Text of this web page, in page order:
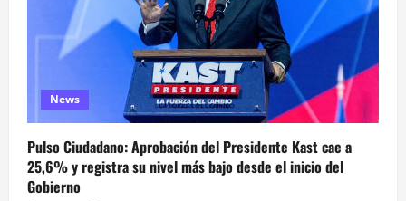
News
Pulso Ciudadano: Aprobación del Presidente Kast cae a
25,6% y registra su nivel más bajo desde el inicio del
Gobierno